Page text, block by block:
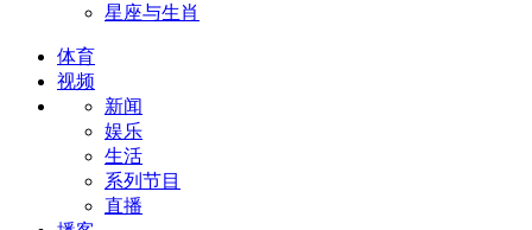
星座与生肖
体育
视频
新闻
娱乐
生活
系列节目
直播